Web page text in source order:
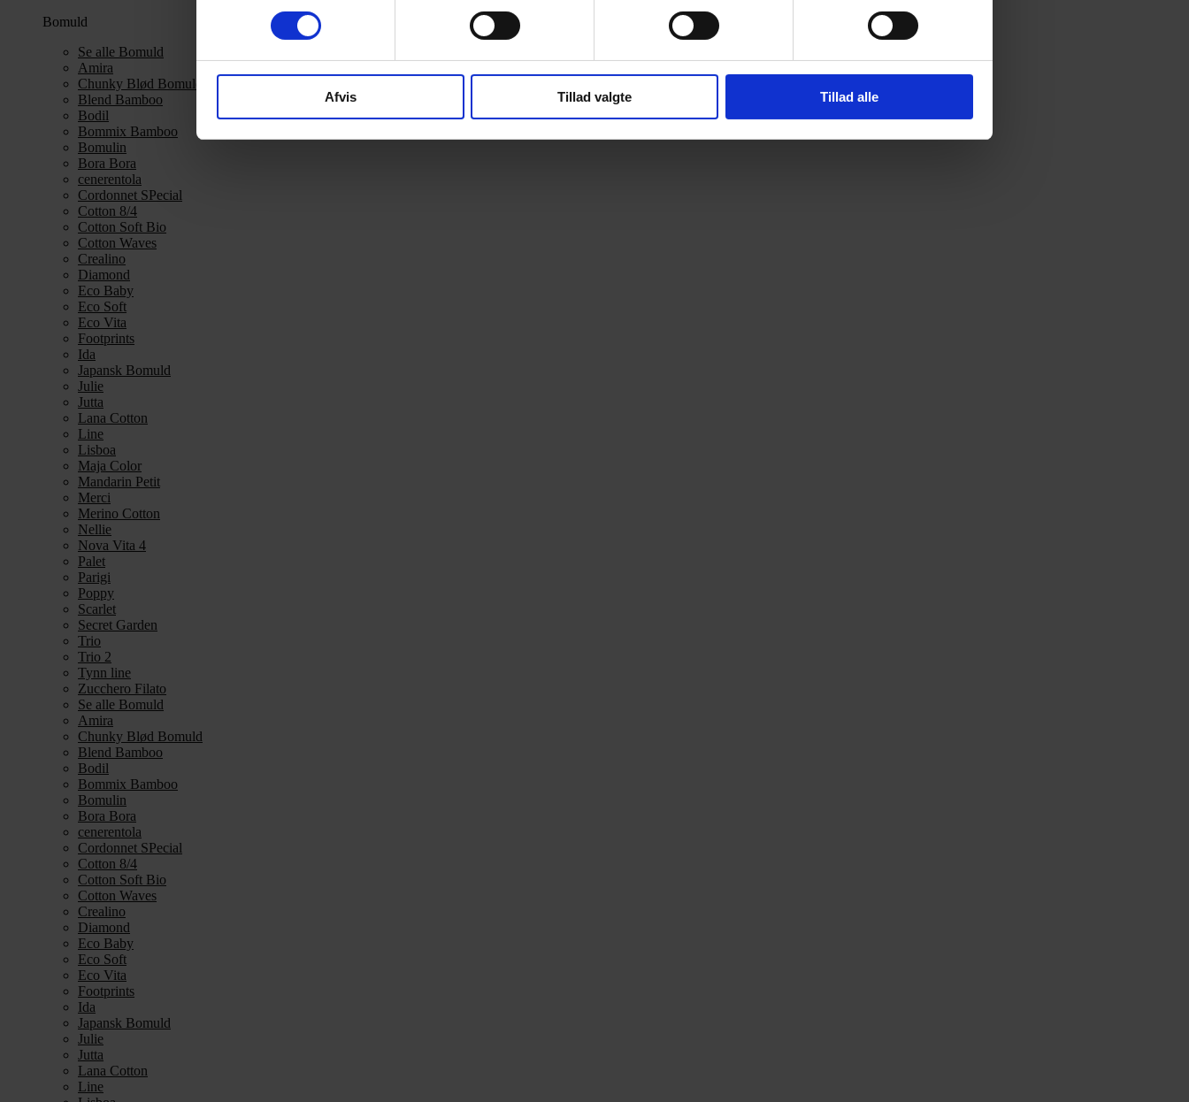
Afvis Tillad valgte Tillad alle
Bomuld
Se alle Bomuld
Amira
Chunky Blød Bomuld
Blend Bamboo
Bodil
Bommix Bamboo
Bomulin
Bora Bora
cenerentola
Cordonnet SPecial
Cotton 8/4
Cotton Soft Bio
Cotton Waves
Crealino
Diamond
Eco Baby
Eco Soft
Eco Vita
Footprints
Ida
Japansk Bomuld
Julie
Jutta
Lana Cotton
Line
Lisboa
Maja Color
Mandarin Petit
Merci
Merino Cotton
Nellie
Nova Vita 4
Palet
Parigi
Poppy
Scarlet
Secret Garden
Trio
Trio 2
Tynn line
Zucchero Filato
Se alle Bomuld
Amira
Chunky Blød Bomuld
Blend Bamboo
Bodil
Bommix Bamboo
Bomulin
Bora Bora
cenerentola
Cordonnet SPecial
Cotton 8/4
Cotton Soft Bio
Cotton Waves
Crealino
Diamond
Eco Baby
Eco Soft
Eco Vita
Footprints
Ida
Japansk Bomuld
Julie
Jutta
Lana Cotton
Line